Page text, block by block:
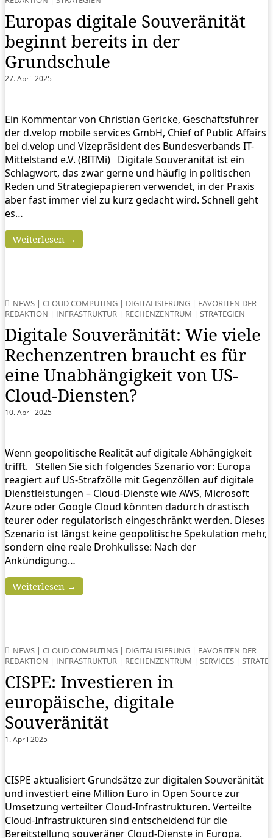
Europas digitale Souveränität
beginnt bereits in der
Grundschule
27. April 2025
Ein Kommentar von Christian Gericke, Geschäftsführer
der d.velop mobile services GmbH, Chief of Public Affairs
bei d.velop und Vizepräsident des Bundesverbands IT-
Mittelstand e.V. (BITMi) Digitale Souveränität ist ein
Schlagwort, das zwar gerne und häufig in politischen
Reden und Strategiepapieren verwendet, in der Praxis
aber fast immer viel zu kurz gedacht wird. Schnell geht
es…
Weiterlesen →
NEWS | CLOUD COMPUTING | DIGITALISIERUNG | FAVORITEN DER
REDAKTION | INFRASTRUKTUR | RECHENZENTRUM | STRATEGIEN
Digitale Souveränität: Wie viele
Rechenzentren braucht es für
eine Unabhängigkeit von US-
Cloud-Diensten?
10. April 2025
Wenn geopolitische Realität auf digitale Abhängigkeit
trifft. Stellen Sie sich folgendes Szenario vor: Europa
reagiert auf US-Strafzölle mit Gegenzöllen auf digitale
Dienstleistungen – Cloud-Dienste wie AWS, Microsoft
Azure oder Google Cloud könnten dadurch drastisch
teurer oder regulatorisch eingeschränkt werden. Dieses
Szenario ist längst keine geopolitische Spekulation mehr,
sondern eine reale Drohkulisse: Nach der
Ankündigung…
Weiterlesen →
NEWS | CLOUD COMPUTING | DIGITALISIERUNG | FAVORITEN DER
REDAKTION | INFRASTRUKTUR | RECHENZENTRUM | SERVICES |
CISPE: Investieren in
europäische, digitale
Souveränität
1. April 2025
CISPE aktualisiert Grundsätze zur digitalen Souveränität
und investiert eine Million Euro in Open Source zur
Umsetzung verteilter Cloud-Infrastrukturen. Verteilte
Cloud-Infrastrukturen sind entscheidend für die
Bereitstellung souveräner Cloud-Dienste in Europa.